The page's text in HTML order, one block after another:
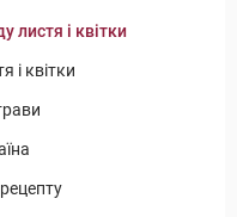
листя і квітки
і квітки